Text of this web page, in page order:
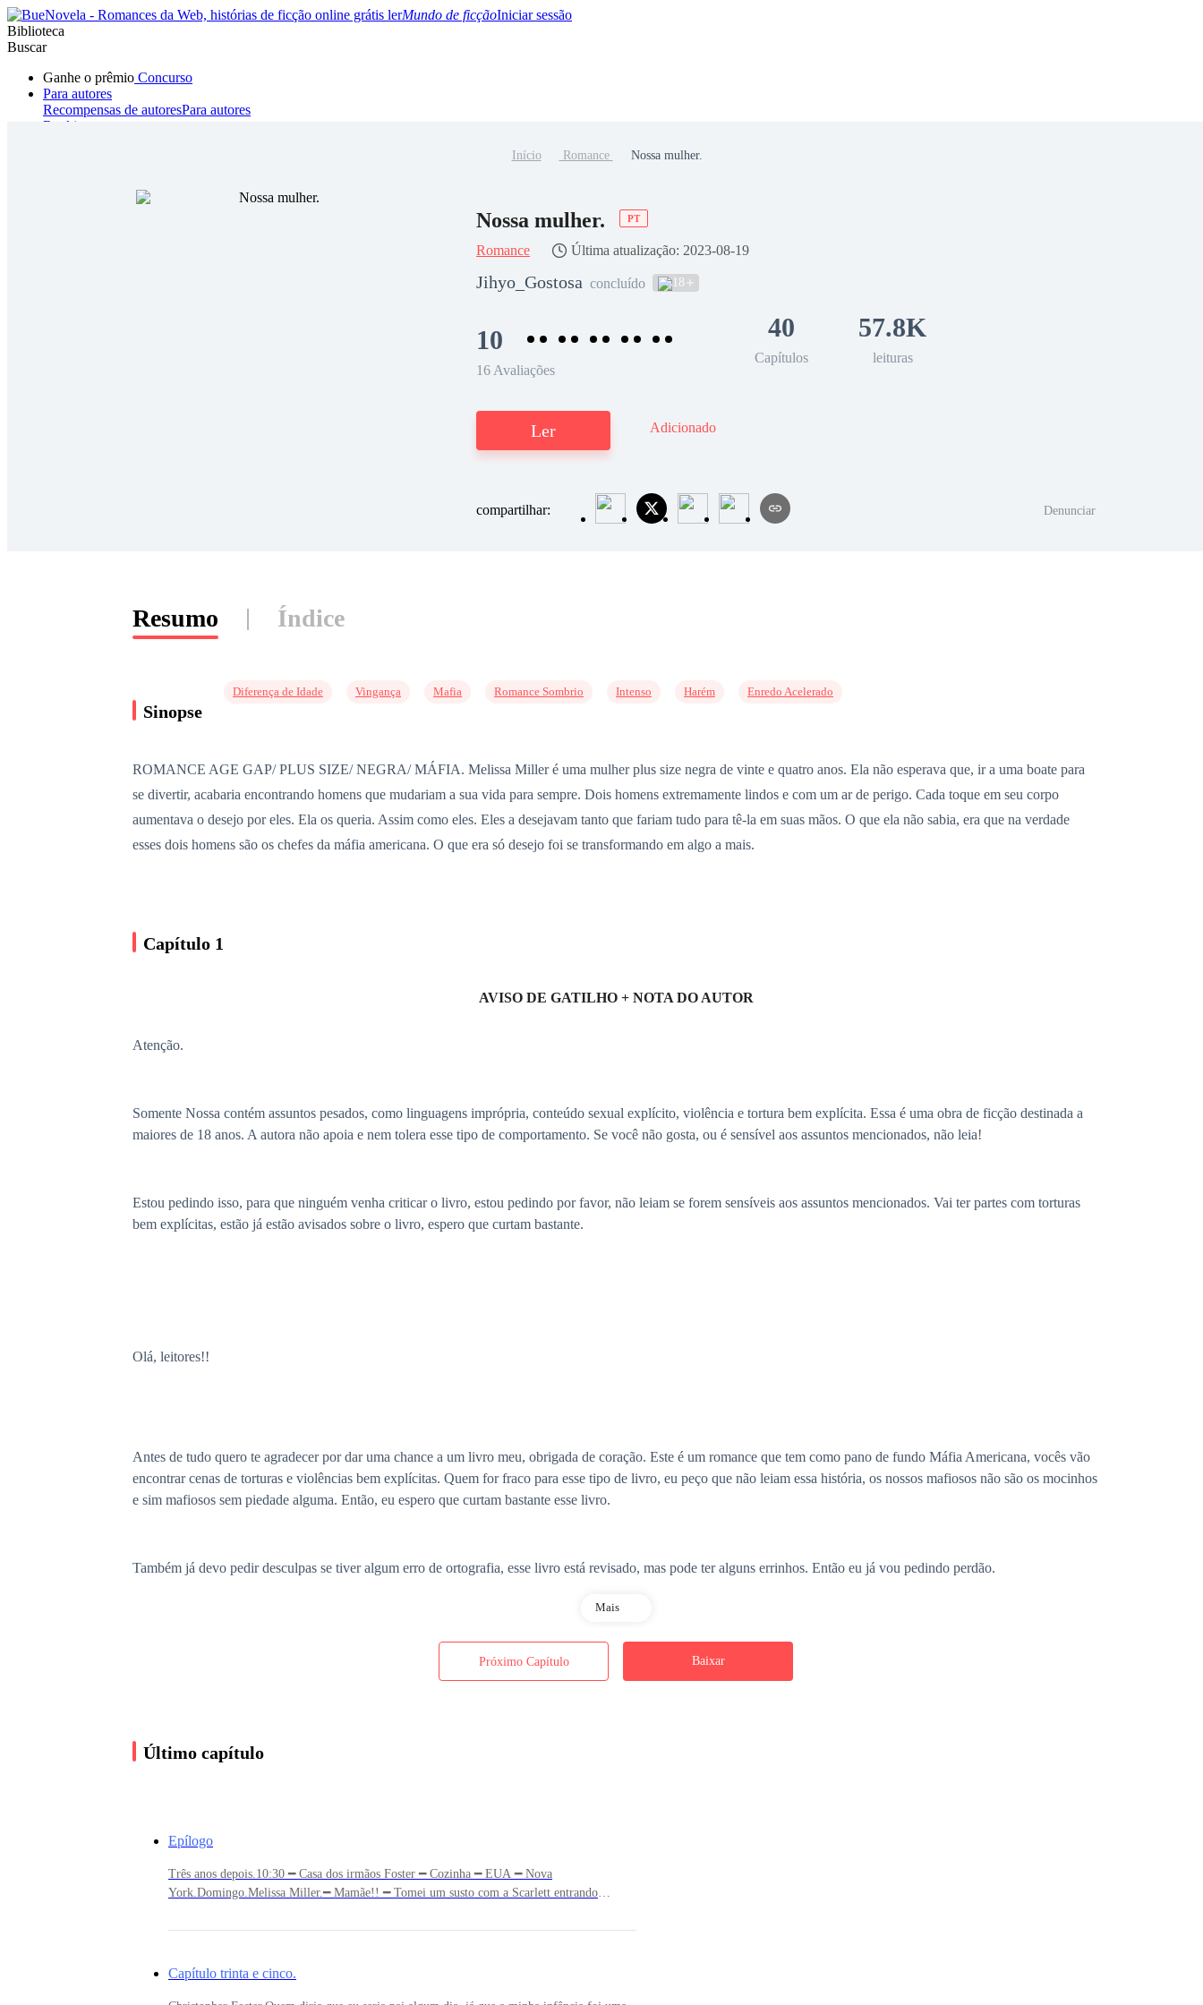
Mundo de ficçãoIniciar sessão
Biblioteca
Buscar
Ganhe o prêmio Concurso
Para autores
Recompensas de autoresPara autores
Ranking
Hombre lobo MafiaSistema Fantasía
Início Romance Nossa mulher.
Nossa mulher. PT
Romance Última atualização: 2023-08-19
Jihyo_Gostosa concluído 18
10
16 Avaliações
40
Capítulos
57.8K
leituras
Ler Adicionado
compartilhar: Denunciar
Resumo Índice
Sinopse
Diferença de Idade Vingança Mafia Romance Sombrio Intenso Harém Enredo Acelerado
ROMANCE AGE GAP/ PLUS SIZE/ NEGRA/ MÁFIA. Melissa Miller é uma mulher plus size negra de vinte e quatro anos. Ela não esperava que, ir a uma boate para
se divertir, acabaria encontrando homens que mudariam a sua vida para sempre. Dois homens extremamente lindos e com um ar de perigo. Cada toque em seu corpo
aumentava o desejo por eles. Ela os queria. Assim como eles. Eles a desejavam tanto que fariam tudo para tê-la em suas mãos. O que ela não sabia, era que na verdade
esses dois homens são os chefes da máfia americana. O que era só desejo foi se transformando em algo a mais.
Capítulo 1
AVISO DE GATILHO + NOTA DO AUTOR
Atenção.
Somente Nossa contém assuntos pesados, como linguagens imprópria, conteúdo sexual explícito, violência e tortura bem explícita. Essa é uma obra de ficção destinada a
maiores de 18 anos. A autora não apoia e nem tolera esse tipo de comportamento. Se você não gosta, ou é sensível aos assuntos mencionados, não leia!
Estou pedindo isso, para que ninguém venha criticar o livro, estou pedindo por favor, não leiam se forem sensíveis aos assuntos mencionados. Vai ter partes com torturas
bem explícitas, estão já estão avisados sobre o livro, espero que curtam bastante.
Olá, leitores!!
Antes de tudo quero te agradecer por dar uma chance a um livro meu, obrigada de coração. Este é um romance que tem como pano de fundo Máfia Americana, vocês vão
encontrar cenas de torturas e violências bem explícitas. Quem for fraco para esse tipo de livro, eu peço que não leiam essa história, os nossos mafiosos não são os mocinhos
e sim mafiosos sem piedade alguma. Então, eu espero que curtam bastante esse livro.
Também já devo pedir desculpas se tiver algum erro de ortografia, esse livro está revisado, mas pode ter alguns errinhos. Então eu já vou pedindo perdão.
Mais
Próximo Capítulo Baixar
Último capítulo
Epílogo
Três anos depois.10:30 ━ Casa dos irmãos Foster ━ Cozinha ━ EUA ━ Nova
York.Domingo.Melissa Miller.━ Mamãe!! ━ Tomei um susto com a Scarlett entrando
carinha triste. ━ O que aconteceu?━ É que o padrinho Harry disse que já está acabando as
ele para vim pegar. ━ Beijei sua testa. ━ Fale para o seu papai Chris que o Harry está te
Capítulo trinta e cinco.